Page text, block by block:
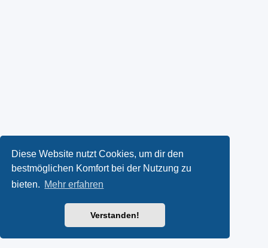
Diese Website nutzt Cookies, um dir den
bestmöglichen Komfort bei der Nutzung zu
bieten. Mehr erfahren
Verstanden!